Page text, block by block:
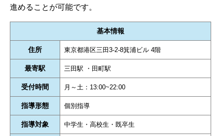
進めることが可能です。
基本情報
住所 東京都港区三田3-2-8箕浦ビル 4階
最寄駅 三田駅 ・田町駅
受付時間 月～土：13:00~22:00
指導形態 個別指導
指導対象 中学生・高校生・既卒生